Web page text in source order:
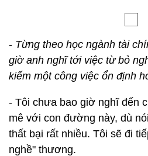
- Từng theo học ngành tài
giờ anh nghĩ tới việc từ bỏ
kiếm một công việc ổn định
- Tôi chưa bao giờ nghĩ đến
mê với con đường này, dù
thất bại rất nhiều. Tôi sẽ đi
nghề" thương.